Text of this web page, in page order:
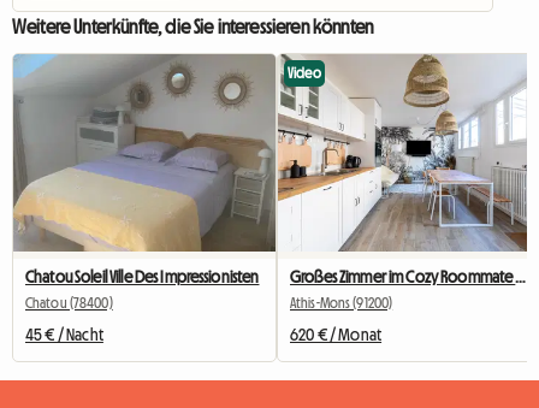
Weitere Unterkünfte, die Sie interessieren könnten
Chatou Soleil Ville Des Impressionisten
Chatou (78400)
45 € / Nacht
Video
Athis-Mons (91200)
620 € / Monat